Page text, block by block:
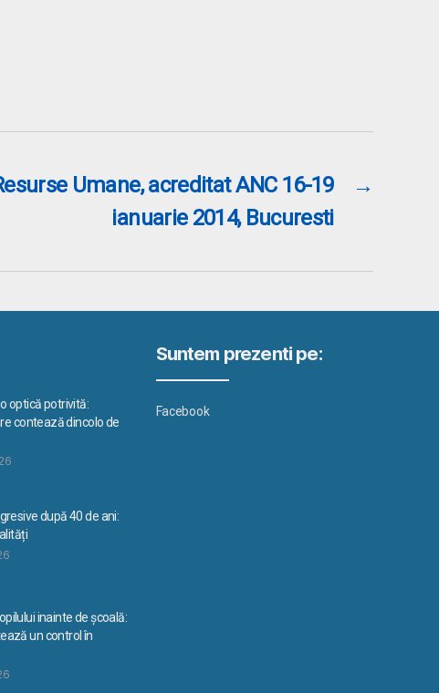
→
Umane, acreditat ANC 16-19
ianuarie 2014, Bucuresti
optică potrivită:
contează dincolo de
după 40 de ani:
inainte de școală:
un control în
Suntem prezenti pe:
Facebook